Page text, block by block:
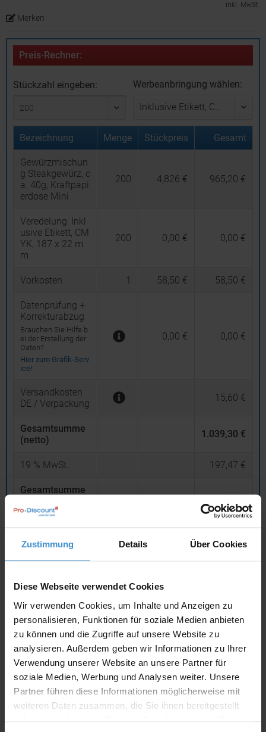
Zustimmung Details Über Cookies
Diese Webseite verwendet Cookies
Wir verwenden Cookies, um Inhalte und Anzeigen zu
personalisieren, Funktionen für soziale Medien anbieten
zu können und die Zugriffe auf unsere Website zu
analysieren. Außerdem geben wir Informationen zu Ihrer
Verwendung unserer Website an unsere Partner für
soziale Medien, Werbung und Analysen weiter. Unsere
Partner führen diese Informationen möglicherweise mit
weiteren Daten zusammen, die Sie ihnen bereitgestellt
inkl. MwSt.
Merken
Preis-Rechner:
Stückzahl eingeben: Werbeanbringung wählen:
Bezeichnung Menge Stückpreis Gesamt
Gewürzmischun
g Steakgewürz, c
a. 40g, Kraftpapi
erdose Mini
200 4,826 € 965,20 €
Veredelung: Inkl
usive Etikett, CM
YK, 187 x 22 m
m
200 0,00 € 0,00 €
Vorkosten 1 58,50 € 58,50 €
Datenprüfung +
Korrekturabzug
Brauchen Sie Hilfe b
ei der Erstellung der
Daten?
Hier zum Grafik-Serv
ice!
0,00 € 0,00 €
Versandkosten
DE / Verpackung
15,60 €
Gesamtsumme
(netto)
1.039,30 €
19 % MwSt. 197,47 €
Gesamtsumme
inklusive 19 % MwSt.
1.236,77 €
netto Privatkunden brutto
Angebot drucken
Individuelle Anfrage
Lieferzeiten
Artikel mit Werbeanbringung: ca. 1 - 2 Wochen